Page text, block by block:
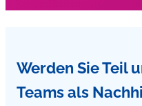
nach Hause und geben
im Einzelunterricht
Werden Sie Teil
Teamsals